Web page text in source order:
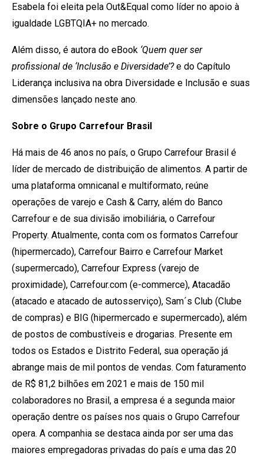
Esabela foi eleita pela Out&Equal como líder no apoio à
igualdade LGBTQIA+ no mercado.
Além disso, é autora do eBook ‘Quem quer ser
profissional de ‘Inclusão e Diversidade’?e do Capítulo
Liderança inclusiva na obra Diversidade e Inclusão e suas
dimensões lançado neste ano.
Sobre o Grupo Carrefour Brasil
Há mais de 46 anos no país, o Grupo Carrefour Brasil é
líder de mercado de distribuição de alimentos. A partir de
uma plataforma omnicanal e multiformato, reúne
operações de varejo e Cash & Carry, além do Banco
Carrefour e de sua divisão imobiliária, o Carrefour
Property. Atualmente, conta com os formatos Carrefour
(hipermercado), Carrefour Bairro e Carrefour Market
(supermercado), Carrefour Express (varejo de
proximidade), Carrefour.com (e-commerce), Atacadão
(atacado e atacado de autosserviço), Sam´s Club (Clube
de compras) e BIG (hipermercado e supermercado), além
de postos de combustíveis e drogarias. Presente em
todos os Estados e Distrito Federal, sua operação já
abrange mais de mil pontos de vendas. Com faturamento
de R$ 81,2 bilhões em 2021 e mais de 150 mil
colaboradores no Brasil, a empresa é a segunda maior
operação dentre os países nos quais o Grupo Carrefour
opera. A companhia se destaca ainda por ser uma das
maiores empregadoras privadas do país e uma das 20